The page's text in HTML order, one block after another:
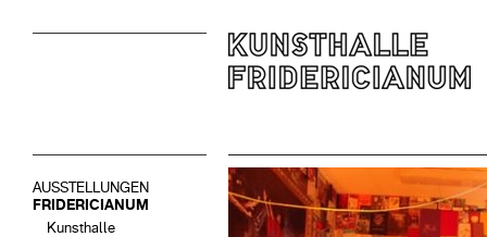
AUSSTELLUNGEN
FRIDERICIANUM
Kunsthalle